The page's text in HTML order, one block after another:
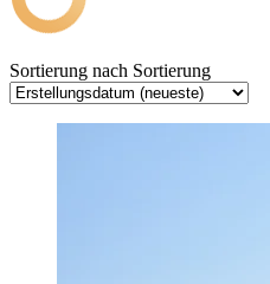
Sortierung nach Sortierung